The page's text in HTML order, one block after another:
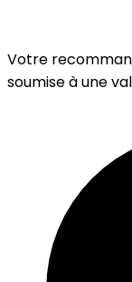
Votre
soumise à une